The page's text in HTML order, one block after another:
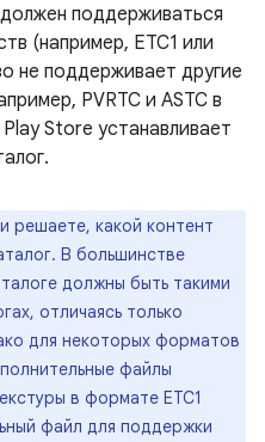
поддерживаться
(например, ETC1 или
не поддерживает другие
PVRTC и ASTC в
Store устанавливает
решаете, какой контент
В большинстве
должны быть такими
отличаясь только
для некоторых форматов
файлы
в формате ETC1
файл для поддержки